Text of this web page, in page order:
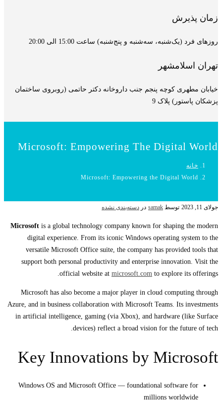
زمان پذیرش
روزهای فرد (یک‌شنبه، سه‌شنبه و پنج‌شنبه) ساعت 15:00 الی 20:00
تهران اسلامشهر
خیابان مطهری کوچه پنجم جنب داروخانه دکتر حاتمی (روبروی ساختمان
پزشکان پاستور) پلاک 9
Microsoft: Empowering The Digital World
خانه
Microsoft: Empowering the Digital World
جولای 11, 2023 توسط samak در دسته‌بندی نشده
Microsoft is a global technology company known for shaping the modern
digital experience. From its iconic Windows operating system to the
versatile Microsoft Office suite, the company has provided tools that
support both personal productivity and enterprise innovation. Visit the
official website at microsoft.com to explore its offerings.
Microsoft has also become a major player in cloud computing through
Azure, and in business collaboration with Microsoft Teams. Its investments
in artificial intelligence, gaming (via Xbox), and hardware (like Surface
devices) reflect a broad vision for the future of tech.
Key Innovations by Microsoft
Windows OS and Microsoft Office — foundational software for
millions worldwide